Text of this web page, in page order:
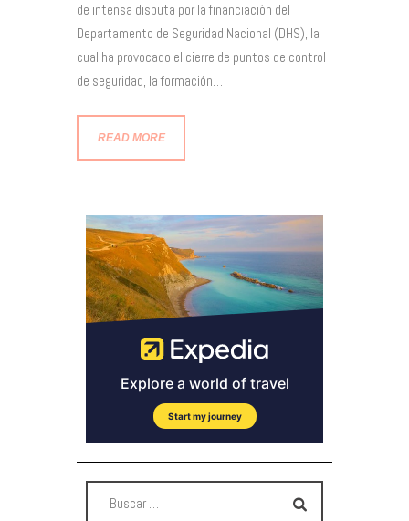
de intensa disputa por la financiación del
Departamento de Seguridad Nacional (DHS), la
cual ha provocado el cierre de puntos de control
de seguridad, la formación…
READ MORE